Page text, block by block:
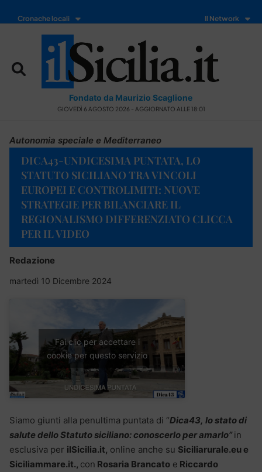
Cronache locali Il Network
Fondato da Maurizio Scaglione
GIOVEDÌ 6 AGOSTO 2026 - AGGIORNATO ALLE 18:01
Autonomia speciale e Mediterraneo
DICA43-UNDICESIMA PUNTATA, LO
STATUTO SICILIANO TRA VINCOLI
EUROPEI E CONTROLIMITI: NUOVE
STRATEGIE PER BILANCIARE IL
REGIONALISMO DIFFERENZIATO CLICCA
PER IL VIDEO
Redazione
martedì 10 Dicembre 2024
Fai clic per accettare i
cookie per questo servizio
Siamo giunti alla penultima puntata di “Dica43, lo stato di
salute dello Statuto siciliano: conoscerlo per amarlo”in
esclusiva per ilSicilia.it, online anche su Siciliarurale.eu e
Siciliammare.it., con Rosaria Brancato e Riccardo